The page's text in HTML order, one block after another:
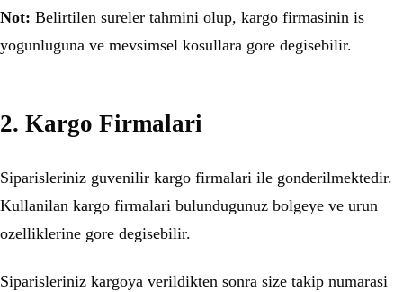
Not: Belirtilen sureler tahmini olup, kargo firmasinin is
yogunluguna ve mevsimsel kosullara gore degisebilir.
2. Kargo Firmalari
Siparisleriniz guvenilir kargo firmalari ile gonderilmektedir.
Kullanilan kargo firmalari bulundugunuz bolgeye ve urun
ozelliklerine gore degisebilir.
Siparisleriniz kargoya verildikten sonra size takip numarasi